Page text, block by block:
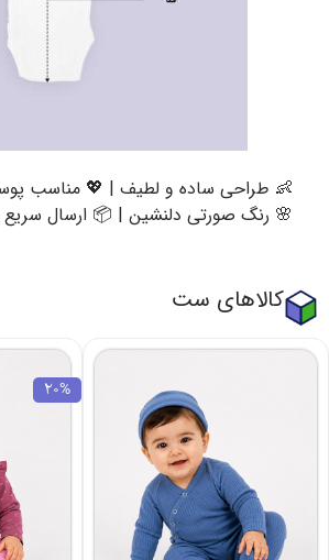
👶 طراحی ساده و لطیف | 💖 مناسب
🌸 رنگ صورتی دلنشین | 📦 ارسال
کالاهای ست
20%